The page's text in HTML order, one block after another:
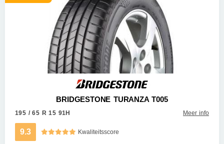
BRIDGESTONE TURANZA T005
195 / 65 R 15 91H Meer info
9.3 Kwaliteitsscore